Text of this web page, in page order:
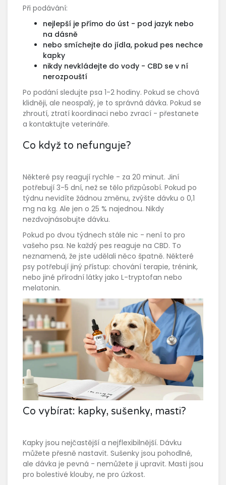
Při podávání:
nejlepší je přímo do úst - pod jazyk nebo
na dásně
nebo smíchejte do jídla, pokud pes nechce
kapky
nikdy nevkládejte do vody - CBD se v ní
nerozpouští
Po podání sledujte psa 1-2 hodiny. Pokud se chová
klidněji, ale neospalý, je to správná dávka. Pokud se
zhroutí, ztratí koordinaci nebo zvrací - přestanete
a kontaktujte veterináře.
Co když to nefunguje?
Některé psy reagují rychle - za 20 minut. Jiní
potřebují 3-5 dní, než se tělo přizpůsobí. Pokud po
týdnu nevidíte žádnou změnu, zvýšte dávku o 0,1
mg na kg. Ale jen o 25 % najednou. Nikdy
nezdvojnásobujte dávku.
Pokud po dvou týdnech stále nic - není to pro
vašeho psa. Ne každý pes reaguje na CBD. To
neznamená, že jste udělali něco špatně. Některé
psy potřebují jiný přístup: chování terapie, trénink,
nebo jiné přírodní látky jako L-tryptofan nebo
melatonin.
Co vybírat: kapky, sušenky, masti?
Kapky jsou nejčastější a nejflexibilnější. Dávku
můžete přesně nastavit. Sušenky jsou pohodlné,
ale dávka je pevná - nemůžete ji upravit. Masti jsou
pro bolestivé klouby, ne pro úzkost.